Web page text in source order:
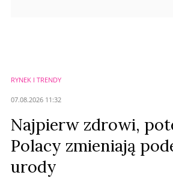
RYNEK I TRENDY
07.08.2026 11:32
Najpierw zdrowi,
Polacy zmieniają
urody